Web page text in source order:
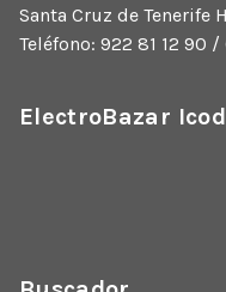
Santa Cruz de Tenerife
Teléfono: 922 81 12 90
ElectroBazar Icod